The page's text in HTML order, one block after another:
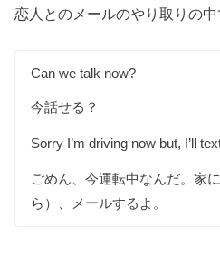
恋人とのメールのやり取りの中
Can we talk now?
今話せる？
Sorry I’m driving now but, I’ll
ごめん、今運転中なんだ。家
ら）、メールするよ。